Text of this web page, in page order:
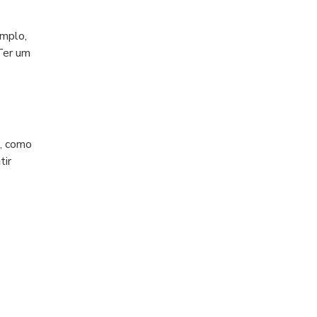
um
como